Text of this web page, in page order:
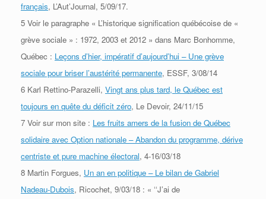
français, L’Aut’Journal, 5/09/17.
5 Voir le paragraphe « L’historique signification québécoise de «
grève sociale » : 1972, 2003 et 2012 » dans Marc Bonhomme,
Québec : Leçons d’hier, impératif d’aujourd’hui – Une grève
sociale pour briser l’austérité permanente, ESSF, 3/08/14
6 Karl Rettino-Parazelli, Vingt ans plus tard, le Québec est
toujours en quête du déficit zéro, Le Devoir, 24/11/15
7 Voir sur mon site : Les fruits amers de la fusion de Québec
solidaire avec Option nationale – Abandon du programme, dérive
centriste et pure machine électoral, 4-16/03/18
8 Martin Forgues, Un an en politique – Le bilan de Gabriel
Nadeau-Dubois, Ricochet, 9/03/18 : « ‘‘J’ai de